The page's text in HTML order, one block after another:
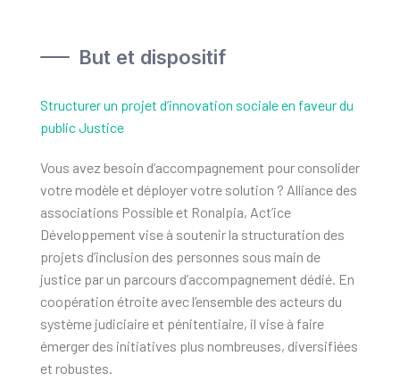
But et dispositif
Structurer un projet d’innovation sociale en faveur du
public Justice
Vous avez besoin d’accompagnement pour consolider
votre modèle et déployer votre solution ? Alliance des
associations Possible et Ronalpia, Act’ice
Développement vise à soutenir la structuration des
projets d’inclusion des personnes sous main de
justice par un parcours d’accompagnement dédié. En
coopération étroite avec l’ensemble des acteurs du
système judiciaire et pénitentiaire, il vise à faire
émerger des initiatives plus nombreuses, diversifiées
et robustes.